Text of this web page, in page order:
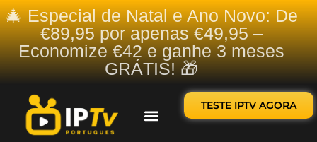
🎄 Especial de Natal e Ano Novo: De
€89,95 por apenas €49,95 –
Economize €42 e ganhe 3 meses
GRÁTIS! 🎁
TESTE IPTV AGORA